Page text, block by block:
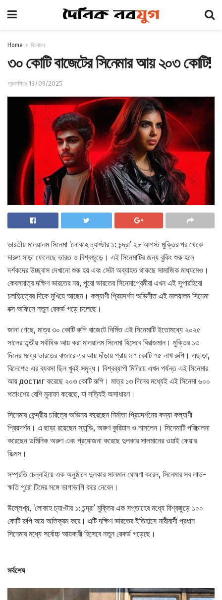
Home বিনোদন
৩০ কোটি বাজেটের সিনেমার আয় ২০৩ কোটি!
প্রকাশিতঃ 13/09/2025
ভারতীয় মালয়ালম সিনেমা ‘লোকাহ চ্যাপ্টার ১: চন্দ্রা’ ২৮ আগস্ট মুক্তির পর থেকে
দারুণ সাড়া ফেলেছে ভারত ও বিশ্বজুড়ে। এই সিনেমাটির জন্য বুকিং শুরু হলে
দর্শকদের উচ্ছ্বাস দেখানো শুরু হয় এবং সেটা অব্যাহত থাকছে সামাজিক মাধ্যমেও।
কেবলমাত্র দক্ষিণ ভারতের নয়, পুরো ভারতের সিনেমাপ্রেমীরা এখন এই সুপারহিরো
চলচ্চিত্রের দিকে মুখিয়ে আছেন। কল্যাণী প্রিয়দর্শন অভিনীত এই মালয়ালম সিনেমা
বক্স অফিসে নতুন রেকর্ড গড়ে চলেছে।
জানা গেছে, মাত্র ৩০ কোটি রুপি বাজেটে নির্মিত এই সিনেমাটি ইতোমধ্যে ২০২৫
সালের তৃতীয় সর্বাধিক আয় করা মালয়ালম সিনেমা হিসেবে বিরাজমান। মুক্তির ১৩
দিনের মধ্যে ভারতের বাজারে এর আয় দাঁড়ায় প্রায় ৯৭ কোটি ৭৫ লাখ রুপি। এছাড়া,
বিদেশেও এর ব্যবসা ছিল খুবই সমৃদ্ধ। বিশ্বব্যাপী মিলিয়ে এখন পর্যন্ত এই সিনেমার
আয় достиг করেছে ২০৩ কোটি রুপি। মাত্র ১৩ দিনের মধ্যেই এই সিনেমা ৬০০
শতাংশের বেশি মুনাফা করেছে, যা সত্যিই অসাধারণ।
সিনেমার কেন্দ্রীয় চরিত্রে অভিনয় করেছেন নির্মাতা প্রিয়দর্শনের কন্যা কল্যাণী
প্রিয়দর্শন। এ ছাড়া রয়েছেন স্যান্ডি, অরুণ কুরিয়ান ও নাসলেন। সিনেমাটি পরিচালনা
করেছেন ডমিনিক অরুণ এবং প্রযোজনা করেছে দুলকার সালমানের ওয়াই ফেয়ার
ফিল্মস।
সম্প্রতি চেন্নাইয়ে এক অনুষ্ঠানে দুলকার সালমান ঘোষণা করেন, সিনেমার সব লাভ-
ক্ষতি পুরো টিমের সঙ্গে ভাগাভাগি করে নেবেন।
উল্লেখ্য, ‘লোকাহ চ্যাপ্টার ১: চন্দ্রা’ মুক্তির এক সপ্তাহের মধ্যে বিশ্বজুড়ে ১০০
কোটি রুপি আয় অতিক্রম করে। এটি দক্ষিণ ভারতের ইতিহাসে নারীবাদী প্রধান
সিনেমার মধ্যে সর্বোচ্চ আয়কারী হিসেবে নতুন রেকর্ড গড়েছে।
সর্বশেষ